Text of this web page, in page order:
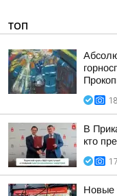
ТОП
В
кто
Новые